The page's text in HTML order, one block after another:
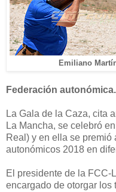
Emiliano
Federación autonómica.
La Gala de la Caza, cita
La Mancha, se celebró
Real) y en ella se
autonómicos 2018 en
El presidente de la FCC-
encargado de otorgar los